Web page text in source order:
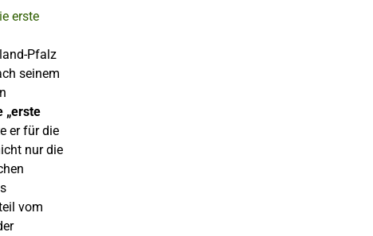
Pfalz
seinem
„erste
er für die
nur die
vom